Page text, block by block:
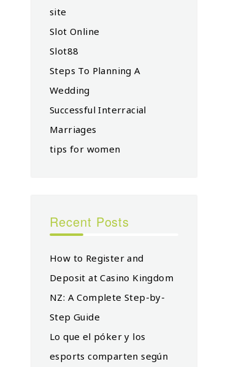
site
Slot Online
Slot88
Steps To Planning A
Wedding
Successful Interracial
Marriages
tips for women
Recent Posts
How to Register and
Deposit at Casino Kingdom
NZ: A Complete Step-by-
Step Guide
Lo que el póker y los
esports comparten según